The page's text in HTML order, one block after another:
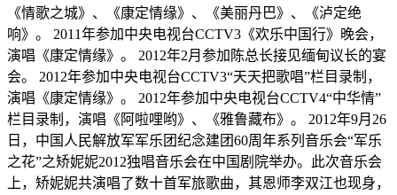
《情歌之城》、《康定情缘》、《美丽丹巴》、《泸定绝
响》。 2011年参加中央电视台CCTV3《欢乐中国行》晚会，
演唱《康定情缘》。 2012年2月参加陈总长接见缅甸议长的宴
会。 2012年参加中央电视台CCTV3“天天把歌唱”栏目录制，
演唱《康定情缘》。 2012年参加中央电视台CCTV4“中华情”
栏目录制，演唱《阿啦哩哟》、《雅鲁藏布》。 2012年9月26
日，中国人民解放军军乐团纪念建团60周年系列音乐会“军乐
之花”之矫妮妮2012独唱音乐会在中国剧院举办。此次音乐会
上，矫妮妮共演唱了数十首军旅歌曲，其恩师李双江也现身，